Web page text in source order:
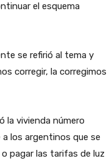
el esquema
se refirió al tema y
corregir, la corregimos
la vivienda número
a los argentinos que se
pagar las tarifas de luz